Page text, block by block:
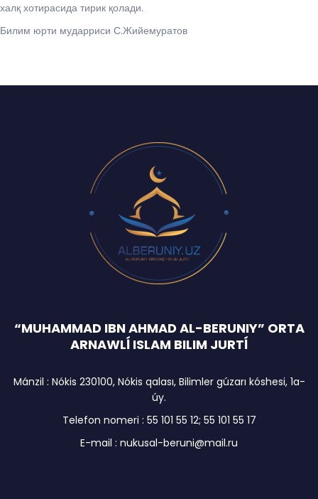
халқ хотирасида тирик қолади.
Билим юрти мударриси С.Жийемуратов
“MUHAMMAD IBN AHMAD AL-BERUNIY” ORTA
ARNAWLĺ ISLAM BILIM JURTĺ
Mánzil : Nókis 230100, Nókis qalası, Bilimler gúzarı kóshesi, 1a-
úy.
Telefon nomeri : 55 101 55 12; 55 101 55 17
E-mail : nukusal-beruni@mail.ru